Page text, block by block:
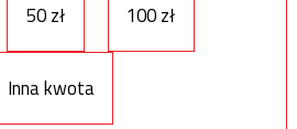
50 zł 100 zł
Inna kwota